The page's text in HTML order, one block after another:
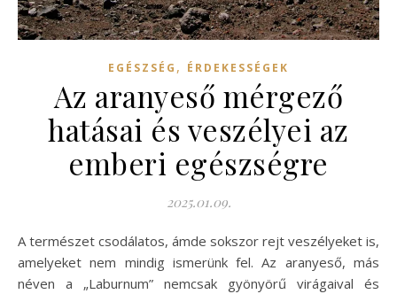
EGÉSZSÉG , ÉRDEKESSÉGEK
Az aranyeső mérgező
hatásai és veszélyei az
emberi egészségre
2025.01.09.
A természet csodálatos, ámde sokszor rejt veszélyeket is,
amelyeket nem mindig ismerünk fel. Az aranyeső, más
néven a „Laburnum” nemcsak gyönyörű virágaival és